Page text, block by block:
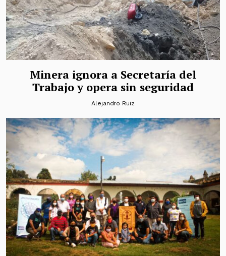
Minera ignora a Secretaría del
Trabajo y opera sin seguridad
Alejandro Ruiz